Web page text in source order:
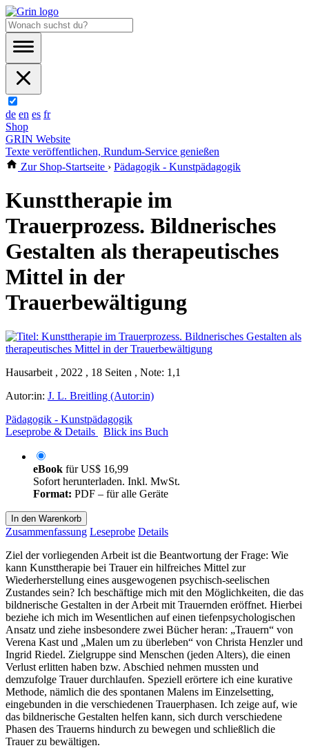
de en es fr
Shop
GRIN Website
Texte veröffentlichen, Rundum-Service genießen
Zur Shop-Startseite › Pädagogik - Kunstpädagogik
Kunsttherapie im
Trauerprozess. Bildnerisches
Gestalten als therapeutisches
Mittel in der
Trauerbewältigung
Hausarbeit , 2022 , 18 Seiten , Note: 1,1
Autor:in: J. L. Breitling (Autor:in)
Pädagogik - Kunstpädagogik
Leseprobe & Details
Blick ins Buch
eBook fürUS$ 16,99
Sofort herunterladen. Inkl. MwSt.
Format: PDF – für alle Geräte
In den Warenkorb
Zusammenfassung Leseprobe Details
Ziel der vorliegenden Arbeit ist die Beantwortung der Frage: Wie
kann Kunsttherapie bei Trauer ein hilfreiches Mittel zur
Wiederherstellung eines ausgewogenen psychisch-seelischen
Zustandes sein? Ich beschäftige mich mit den Möglichkeiten, die das
bildnerische Gestalten in der Arbeit mit Trauernden eröffnet. Hierbei
beziehe ich mich im Wesentlichen auf einen tiefenpsychologischen
Ansatz und ziehe insbesondere zwei Bücher heran: „Trauern“ von
Verena Kast und „Malen um zu überleben“ von Christa Henzler und
Ingrid Riedel. Zielgruppe sind Menschen (jeden Alters), die einen
Verlust erlitten haben bzw. Abschied nehmen mussten und
demzufolge Trauer durchlaufen. Speziell erörtere ich eine kurative
Methode, nämlich die des spontanen Malens im Einzelsetting,
eingebunden in die verschiedenen Trauerphasen. Ich zeige auf, wie
das bildnerische Gestalten helfen kann, sich durch verschiedene
Phasen des Trauerns hindurch zu bewegen und schließlich die
Trauer zu bewältigen.